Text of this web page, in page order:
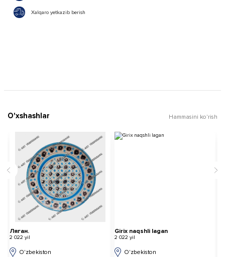
Xalqaro yetkazib berish
O'xshashlar Hammasini ko'rish
Ляган.
2 022 yil
O'zbekiston
Girix naqshli lagan
2 022 yil
O'zbekiston